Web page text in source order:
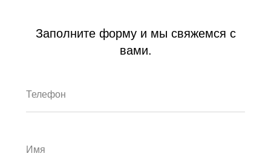
Заполните форму и мы свяжемся с
вами.